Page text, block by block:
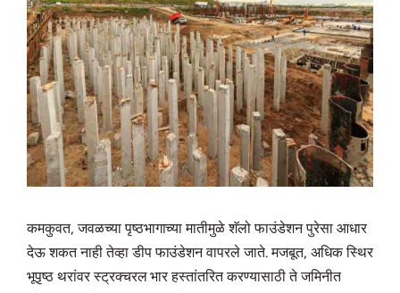
कमकुवत, जवळच्या पृष्ठभागाच्या मातीमुळे शॅलो फाउंडेशन पुरेसा आधार
देऊ शकत नाही तेव्हा डीप फाउंडेशन वापरले जाते. मजबूत, अधिक स्थिर
भूपृष्ठ थरांवर स्ट्रक्चरल भार हस्तांतरित करण्यासाठी ते जमिनीत